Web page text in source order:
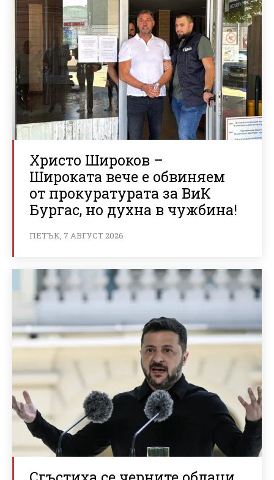
Христо Широков –
Широката вече е обвиняем
от прокуратурата за ВиК
Бургас, но духна в чужбина!
ПЕТЪК, 7 АВГУСТ 2026